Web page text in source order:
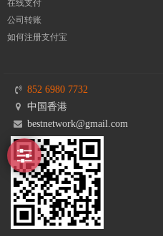
在线支付
公司转账
如何注册支付宝
852 6980 7732
中国香港
bestnetwork@gmail.com